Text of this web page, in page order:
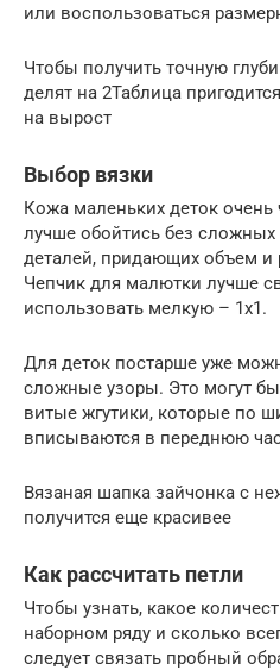
или воспользоваться
Чтобы получить точную
делят на 2Таблица
на вырост
Выбор вязки
Кожа маленьких деток очень
лучше обойтись без сложных
деталей, придающих объем и
Чепчик для малютки лучше
использовать мелкую – 1х1.
Для деток постарше уже
сложные узоры. Это могут
витые жгутики, которые по
вписываются в переднюю
Вязаная шапка зайчонка с
получится еще красивее
Как рассчитать петли
Чтобы узнать, какое
наборном ряду и сколько
следует связать пробный